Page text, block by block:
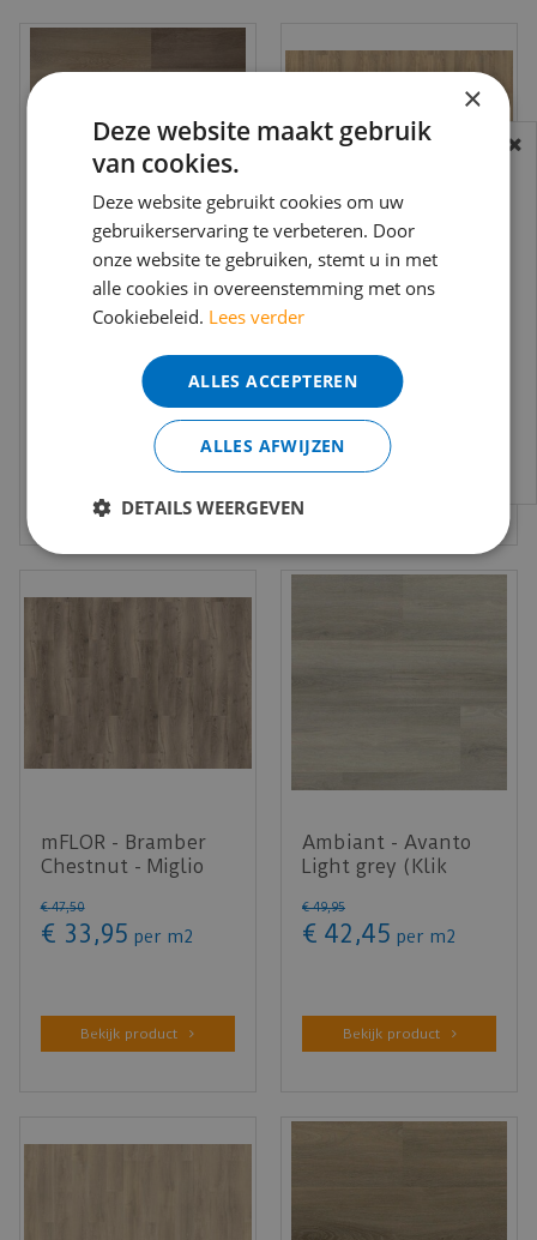
Douwes Dekker -
Ambitieus - Riante
per m2
mFLOR - Authentic
Oak XL 56314 -
€ 39, per m2
mFLOR - Bramber
Chestnut - Miglio
€ 47,50
€ 33 ,95 per m2
Bekijk product
Ambiant - Avanto
Light grey (Klik
€ 49,95
€ 42 ,45 per m2
Bekijk product
BEREIKBAARHEID
In verband met de vakantie periode zijn wij
t/m 14 augustus telefonisch helaas niet
bereikbaar.
Bestelling worden uiteraard verwerkt
echter iets minder snel dan wat je van ons
gewend bent.
Voor vragen kan je ons bereiken via
info@merkvloerenwinkel.nl
×
Deze website maakt gebruik
van cookies.
Deze website gebruikt cookies om uw
gebruikerservaring te verbeteren. Door
onze website te gebruiken, stemt u in met
alle cookies in overeenstemming met ons
Cookiebeleid. Lees verder
ALLES ACCEPTEREN
ALLES AFWIJZEN
DETAILS WEERGEVEN